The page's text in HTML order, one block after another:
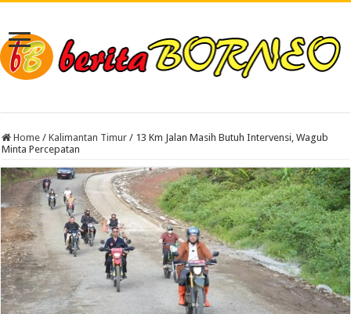
Home / Kalimantan Timur / 13 Km Jalan Masih Butuh Intervensi, Wagub
Minta Percepatan